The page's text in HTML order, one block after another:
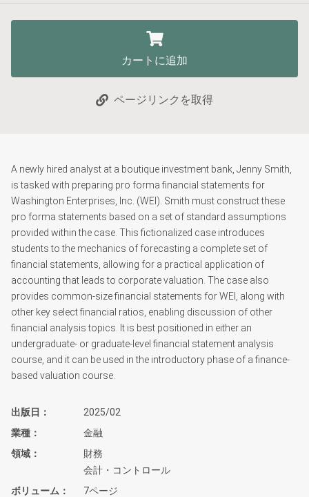
カートに追加
ページリンクを取得
A newly hired analyst at a boutique investment bank, Jenny Smith,
is tasked with preparing pro forma financial statements for
Washington Enterprises, Inc. (WEI). Smith must construct these
pro forma statements based on a set of standard assumptions
provided within the case. This fictionalized case introduces
students to the mechanics of forecasting a complete set of
financial statements, allowing for a practical application of
accounting that leads to corporate valuation. The case also
provides common-size financial statements for WEI, along with
other key select financial ratios, enabling discussion of other
financial analysis topics. It is best positioned in either an
undergraduate- or graduate-level financial statement analysis
course, and it can be used in the introductory phase of a finance-
based valuation course.
出版日
2025/02
業種
金融
領域
財務
会計・コントロール
ボリューム
7ページ